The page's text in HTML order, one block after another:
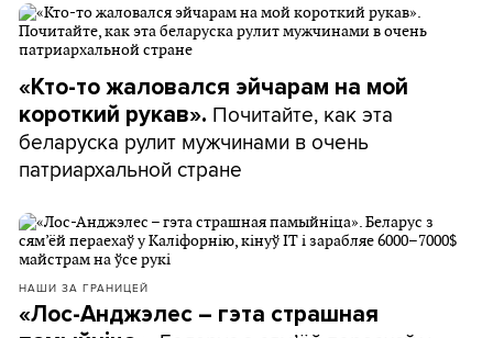
«Кто-то жаловался эйчарам на мой
короткий рукав». Почитайте, как эта
беларуска рулит мужчинами в очень
патриархальной стране
НАШИ ЗА ГРАНИЦЕЙ
«Лос-Анджэлес – гэта страшная